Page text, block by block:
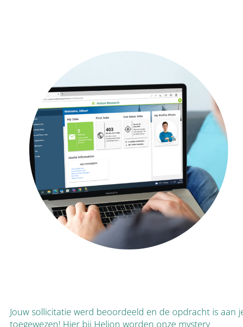
Jouw sollicitatie werd beoordeeld en de opdracht is aan
toegewezen! Hier bij Helion worden onze mystery